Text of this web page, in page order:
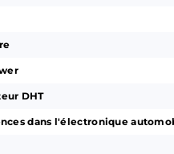
DHT
dans l'électronique